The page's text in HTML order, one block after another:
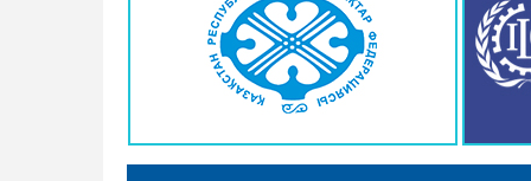
отырысы өтті
17 апреля 2018
600 тысяч человек из 2,7 млн